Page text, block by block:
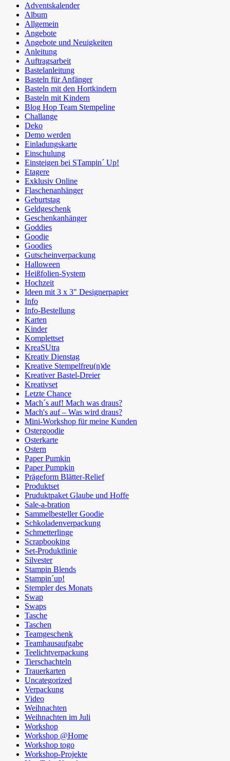
Adventskalender
Album
Allgemein
Angebote
Angebote und Neuigkeiten
Anleitung
Auftragsarbeit
Bastelanleitung
Basteln für Anfänger
Basteln mit den Hortkindern
Basteln mit Kindern
Blog Hop Team Stempeline
Challange
Deko
Demo werden
Einladungskarte
Einschulung
Einsteigen bei STampin´ Up!
Etagere
Exklusiv Online
Flaschenanhänger
Geburtstag
Geldgeschenk
Geschenkanhänger
Goddies
Goodie
Goodies
Gutscheinverpackung
Halloween
Heißfolien-System
Hochzeit
Ideen mit 3 x 3" Designerpapier
Info
Info-Bestellung
Karten
Kinder
Komplettset
KreaSUtra
Kreativ Dienstag
Kreative Stempelfreu(n)de
Kreativer Bastel-Dreier
Kreativset
Letzte Chance
Mach´s auf! Mach was draus?
Mach's auf – Was wird draus?
Mini-Workshop für meine Kunden
Ostergoodie
Osterkarte
Ostern
Paper Pumkin
Paper Pumpkin
Prägeform Blätter-Relief
Produktset
Pruduktpaket Glaube und Hoffe
Sale-a-bration
Sammelbesteller Goodie
Schkoladenverpackung
Schmetterlinge
Scrapbooking
Set-Produktlinie
Silvester
Stampin Blends
Stampin´up!
Stempler des Monats
Swap
Swaps
Tasche
Taschen
Teamgeschenk
Teamhausaufgabe
Teelichtverpackung
Tierschachteln
Trauerkarten
Uncategorized
Verpackung
Video
Weihnachten
Weihnachten im Juli
Workshop
Workshop @Home
Workshop togo
Workshop-Projekte